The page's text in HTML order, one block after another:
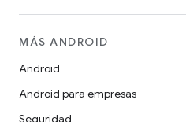
MÁS ANDROID
Android
Android para empresas
Seguridad